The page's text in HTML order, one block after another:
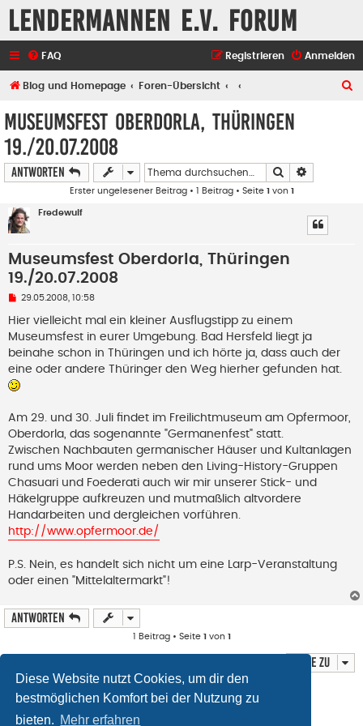
Diese Website nutzt Cookies, um dir den
bestmöglichen Komfort bei der Nutzung zu
bieten. Mehr erfahren
Lendermannen e.V. Forum
FAQ Anmelden
Registrieren
Blog und Homepage Foren-Übersicht
Museumsfest Oberdorla, Thüringen
19./20.07.2008
Antworten Suche
Erster ungelesener Beitrag• 1 Beitrag • Seite 1 von 1
Fredewulf
Museumsfest Oberdorla, Thüringen
19./20.07.2008
U
g
l
e
e
n
e
e
i
r
a
29.05.2008, 10:58
Hier vielleicht mal ein kleiner Ausflugstipp zu einem
Museumsfest in eurer Umgebung. Bad Hersfeld liegt ja
beinahe schon in Thüringen und ich hörte ja, dass auch der
eine oder andere Thüringer den Weg hierher gefunden hat.
Am 29. und 30. Juli findet im Freilichtmuseum am Opfermoor,
Oberdorla, das sogenannte "Germanenfest" statt.
Zwischen Nachbauten germanischer Häuser und Kultanlagen
rund ums Moor werden neben den Living-History-Gruppen
Chasuari und Foederati auch wir mir unserer Stick- und
Häkelgruppe aufkreuzen und mutmaßlich altvordere
Handarbeiten und dergleichen vorführen.
http://www.opfermoor.de/
P.S. Nein, es handelt sich nicht um eine Larp-Veranstaltung
oder einen "Mittelaltermarkt"!
Antworten
1 Beitrag • Seite 1von 1
Gehe zu
Wer ist online?
Mitglieder in diesem Forum: 0 Mitglieder und 0 Gäste